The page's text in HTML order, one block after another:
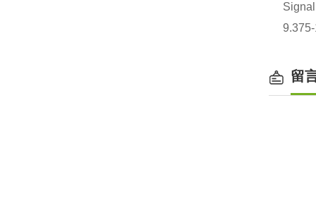
留